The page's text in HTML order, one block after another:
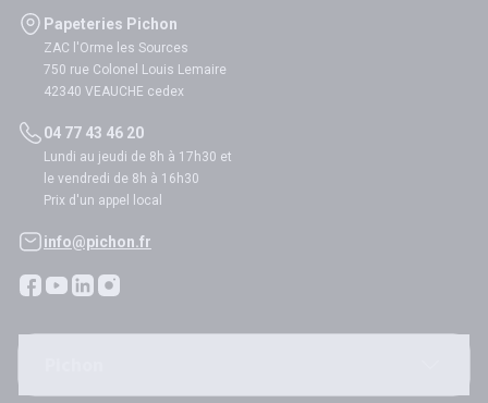
Papeteries Pichon
ZAC l'Orme les Sources
750 rue Colonel Louis Lemaire
42340 VEAUCHE cedex
04 77 43 46 20
Lundi au jeudi de 8h à 17h30 et
le vendredi de 8h à 16h30
Prix d'un appel local
info@pichon.fr